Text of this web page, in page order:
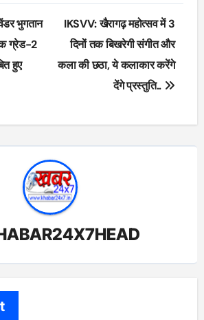
भुगतान
ग्रेड-2
हुए
IKSVV: खैरागढ़ महोत्सव में 3
दिनों तक बिखरेगी संगीत और
कला की छठा, ये कलाकार करेंगे
देंगे प्रस्तुति..